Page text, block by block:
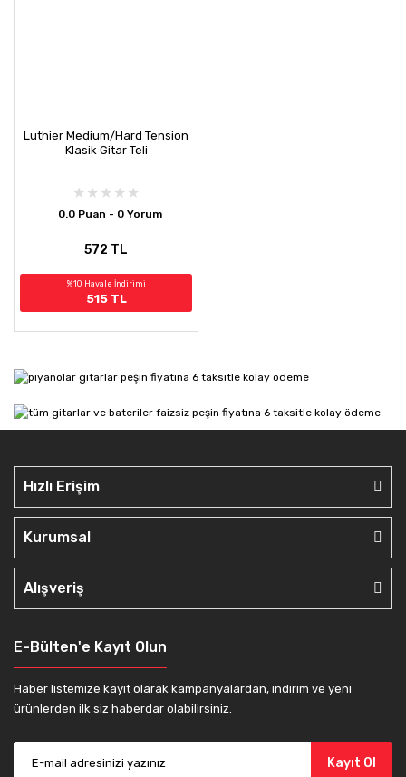
Luthier Medium/Hard Tension
Klasik Gitar Teli
0.0 Puan - 0 Yorum
572 TL
%10 Havale İndirimi
515 TL
Hızlı Erişim
Kurumsal
Alışveriş
E-Bülten'e Kayıt Olun
Haber listemize kayıt olarak kampanyalardan, indirim ve yeni
ürünlerden ilk siz haberdar olabilirsiniz.
Kayıt Ol